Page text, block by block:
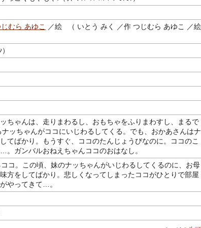
むら あゆこ
／絵 （ いとう みく ／作 つじむら あゆこ ／
ちゃんは、走りまわるし、おもちゃをふりまわすし、まるで
ッちゃんがココにいじわるしてくる。でも、おかあさんはナ
てばかり。もうすぐ、ココのたんじょうびなのに。ココのこ
。ガンバルおねえちゃんココのおはなし。
コ。この頃、妹のナッちゃんがいじわるしてくるのに、お母
方をしてばかり。悲しくなってしまったココがひとりで部屋
やってきて…。